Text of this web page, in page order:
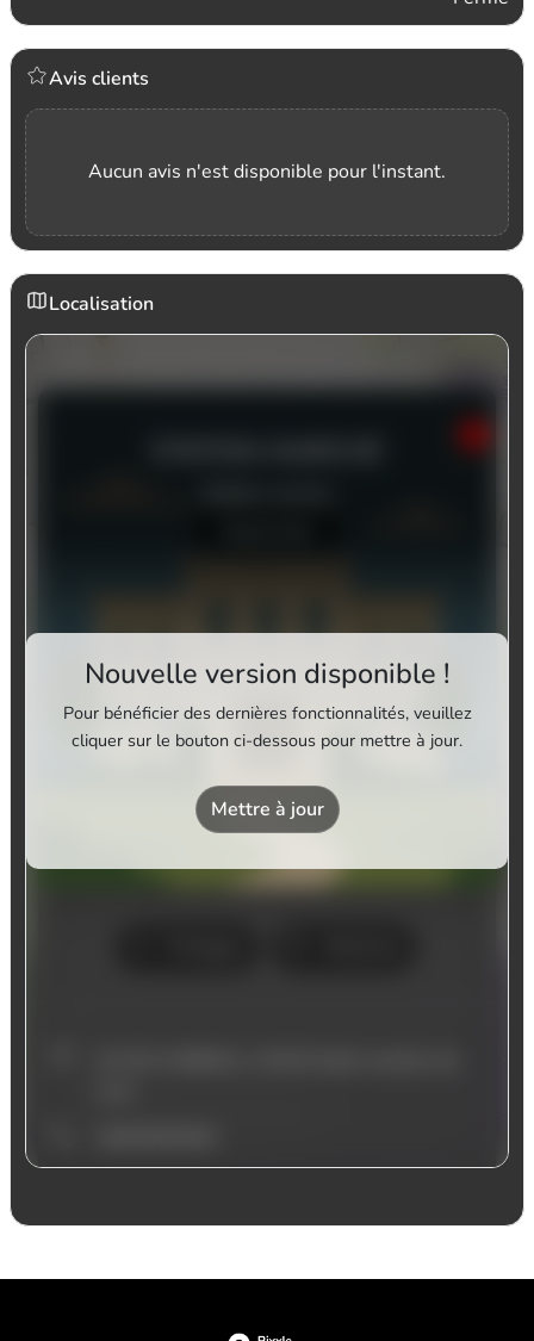
Avis clients
Aucun avis n'est disponible pour l'instant.
Localisation